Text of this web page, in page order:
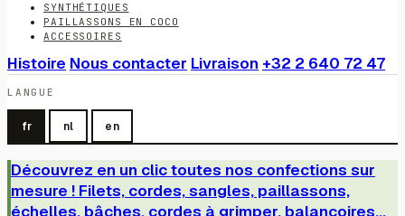
SYNTHÉTIQUES
PAILLASSONS EN COCO
ACCESSOIRES
Histoire Nous contacter Livraison +32 2 640 72 47
LANGUE
fr nl en
Découvrez en un clic toutes nos confections sur
mesure ! Filets, cordes, sangles, paillassons,
échelles, bâches, cordes à grimper, balançoires...